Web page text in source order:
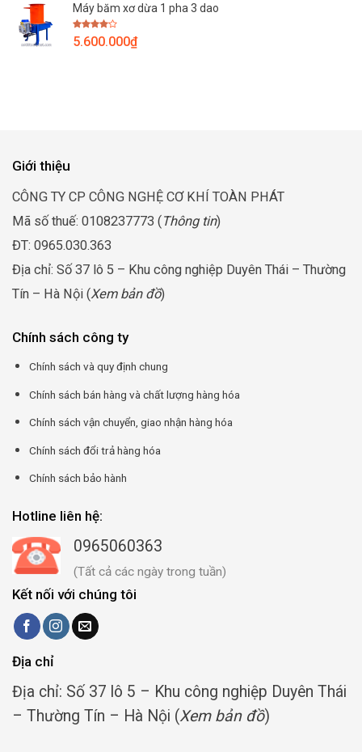
5Máy băm xơ dừa 1 pha 3 dao
Được
xếp
5.600.000₫
Giới thiệu
CÔNG TY CP CÔNG NGHỆ CƠ KHÍ TOÀN PHÁT
Mã số thuế: 0108237773 (Thông tin)
ĐT: 0965.030.363
Địa chỉ: Số 37 lô 5 – Khu công nghiệp Duyên Thái – Thường
Tín – Hà Nội (Xem bản đồ)
Chính sách công ty
Chính sách và quy định chung
Chính sách bán hàng và chất lượng hàng hóa
Chính sách vận chuyển, giao nhận hàng hóa
Chính sách đổi trả hàng hóa
Chính sách bảo hành
Hotline liên hệ:
0965060363
(Tất cả các ngày trong tuần)
Kết nối với chúng tôi
Địa chỉ
Địa chỉ: Số 37 lô 5 – Khu công nghiệp Duyên Thái
– Thường Tín – Hà Nội (Xem bản đồ)